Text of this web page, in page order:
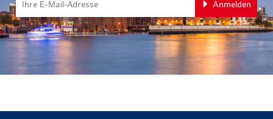
Anmelden